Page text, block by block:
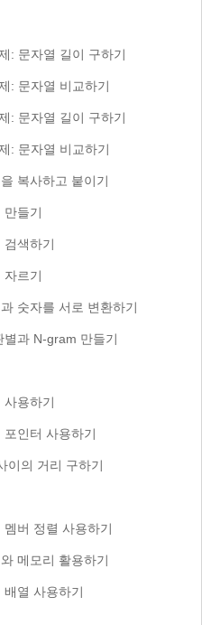
: 문자열 길이 구하기
: 문자열 비교하기
: 문자열 길이 구하기
: 문자열 비교하기
복사하고 붙이기
만들기
검색하기
자르기
숫자를 서로 변환하기
별과 N-gram 만들기
사용하기
인터 사용하기
이의 거리 구하기
버 정렬 사용하기
메모리 활용하기
열 사용하기